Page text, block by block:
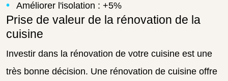
Améliorer l'isolation : +5%
Prise de valeur de la rénovation de la
cuisine
Investir dans la rénovation de votre cuisine est une
très bonne décision. Une rénovation de cuisine offre